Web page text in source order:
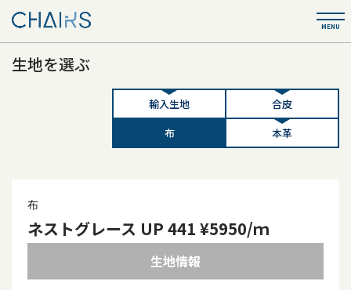
生地を選ぶ
輸入生地
合皮
布
本革
布
ネストグレース UP 441 ¥5950/ｍ
生地情報